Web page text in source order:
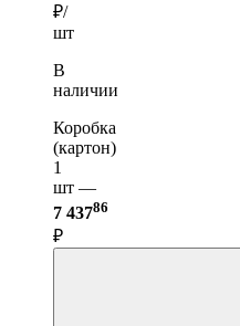
₽/
шт
В
наличии
Коробка
(картон)
1
шт —
7 43786
₽